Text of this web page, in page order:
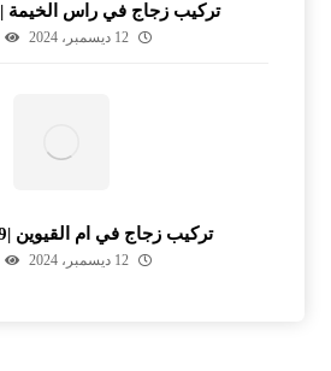
تركيب زجاج في راس الخيمة |0564421019
12 ديسمبر، 2024
تركيب زجاج في ام القيوين |0564421019
12 ديسمبر، 2024